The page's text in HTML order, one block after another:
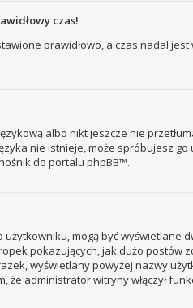
czas!
prawidłowo, a czas nadal
albo nikt jeszcze nie
nie istnieje, może spróbujesz
do portalu phpBB™.
mogą być
pokazujących, jak dużo
wyświetlany powyżej nazwy
administrator witryny włączył